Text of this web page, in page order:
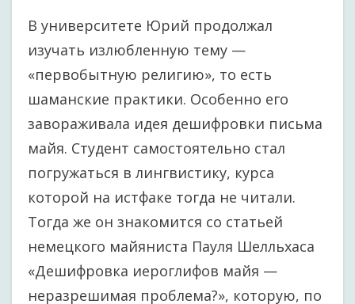
В университете Юрий продолжал
изучать излюбленную тему —
«первобытную религию», то есть
шаманские практики. Особенно его
завораживала идея дешифровки письма
майя. Студент самостоятельно стал
погружаться в лингвистику, курса
которой на истфаке тогда не читали.
Тогда же он знакомится со статьей
немецкого майяниста Пауля Шелльхаса
«Дешифровка иероглифов майя —
неразрешимая проблема?», которую, по